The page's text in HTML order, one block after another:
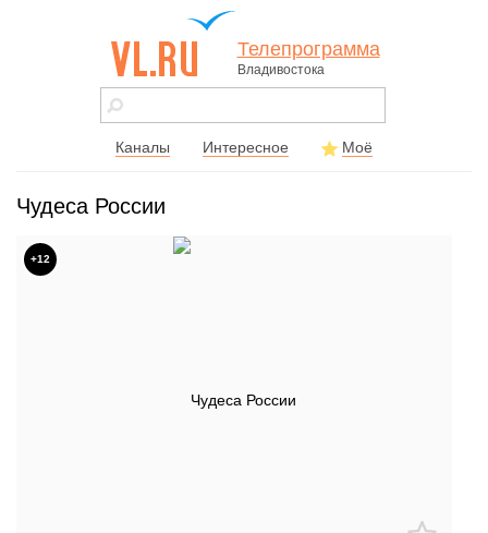
vl.ru - сайт
города
Телепрограмма
Владивостока
Каналы Интересное Моё
Чудеса России
+12